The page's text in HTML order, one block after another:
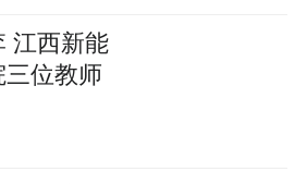
江西新能
位教师